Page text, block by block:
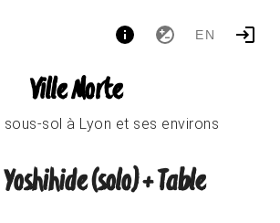
EN
Ville Morte
sous-sol à Lyon et ses environs
(solo) + Table